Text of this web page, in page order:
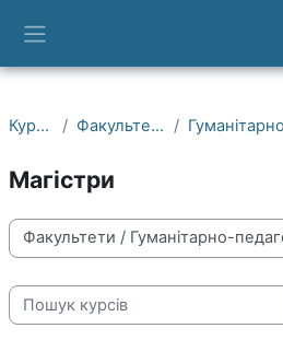
Курси Факультети
Магістри
Категорії курсів
Пошук курсів